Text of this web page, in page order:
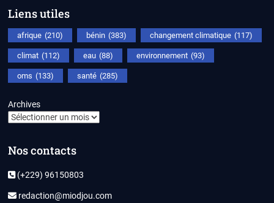
Liens utiles
afrique (210) bénin (383) changement climatique (117)
climat (112) eau (88) environnement (93)
oms (133) santé (285)
Archives
Nos contacts
(+229) 96150803
redaction@miodjou.com